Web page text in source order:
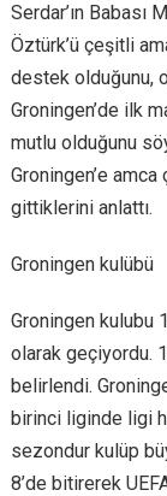
Serdar’ın Babası
Öztürk’ü çeşitli
destek olduğunu,
Groningen’de ilk
mutlu olduğunu
Groningen’e
gittiklerini anlattı.
Groningen kulübü
Groningen kulubu
olarak geçiyordu.
belirlendi.
birinci liginde ligi
sezondur kulüp
8’de bitirerek